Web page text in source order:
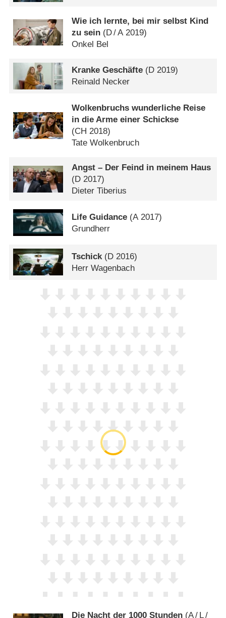
Wie ich lernte, bei mir selbst Kind
zu sein (D/A 2019)
Onkel Bel
Kranke Geschäfte (D 2019)
Reinald Necker
Wolkenbruchs wunderliche Reise
in die Arme einer Schickse
(CH 2018)
Tate Wolkenbruch
Angst – Der Feind in meinem Haus
(D 2017)
Dieter Tiberius
Life Guidance (A 2017)
Grundherr
Tschick(D 2016)
Herr Wagenbach
Die Nacht der 1000 Stunden (A/ L/